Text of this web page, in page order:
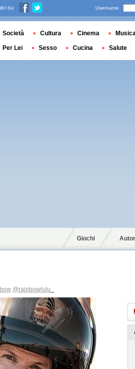
Giochi
@rainbowlulu_
su Username
Società Cultura Cinema
Per Lei Sesso Cucina Salute